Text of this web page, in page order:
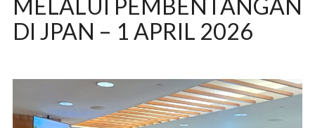
MELALUI PEMBENTANGAN
DI JPAN – 1 APRIL 2026